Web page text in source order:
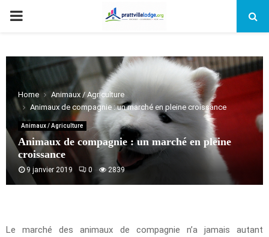
PRIMARY
Home
Animaux / Agriculture
Animaux de compagnie : un marché en pleine croissance
Animaux / Agriculture
Animaux de compagnie : un marché en pleine
croissance
9 janvier 2019 0 2839
Le marché des animaux de compagnie n’a jamais autant